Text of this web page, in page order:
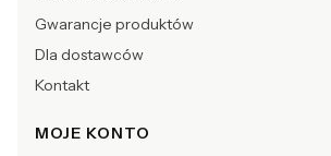
Gwarancje produktów
Dla dostawców
Kontakt
MOJE KONTO